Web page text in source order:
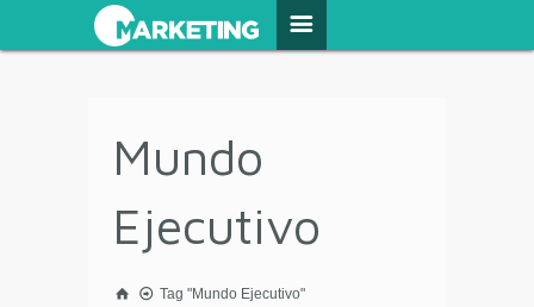
Mundo
Ejecutivo
Tag "Mundo Ejecutivo"